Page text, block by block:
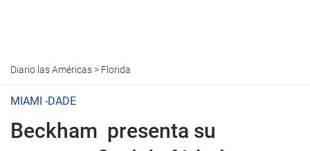
Diario las Américas> Florida
MIAMI -DADE
Beckham presenta su